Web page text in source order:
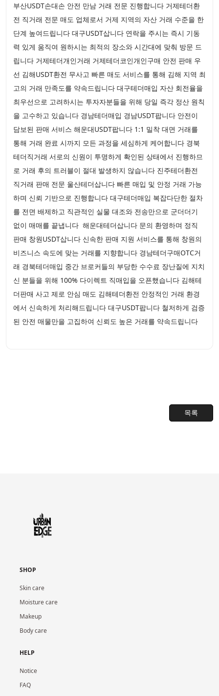
부산USDT손대손 안전 만남 거래 전문 진행합니다 거제테더환
전 직거래 전문 매도 업체로서 거제 지역의 자산 거래 수준을 한
단계 높여드립니다 대구USDT삽니다 연락을 주시는 즉시 기동
력 있게 움직여 원하시는 최적의 장소와 시간대에 맞춰 방문 드
립니다 거제테더개인거래 거제테더코인개인구매 안전 판매 우
선 김해USDT환전 무사고 빠른 매도 서비스를 통해 김해 지역 최
고의 거래 만족도를 약속드립니다 대구테더매입 자산 회전율을
최우선으로 고려하시는 투자자분들을 위해 당일 즉각 정산 원칙
을 고수하고 있습니다 경남테더매입 경남USDT팝니다 안전이
담보된 판매 서비스 해운대USDT팝니다 1:1 밀착 대면 거래를
통해 거래 완료 시까지 모든 과정을 세심하게 케어합니다 경북
테더직거래 서로의 신원이 투명하게 확인된 상태에서 진행하므
로 거래 후의 트러블이 절대 발생하지 않습니다 진주테더환전
직거래 판매 전문 울산테더삽니다 빠른 매입 및 안정 거래 가능
하며 신뢰 기반으로 진행합니다 대구테더매입 복잡다단한 절차
를 전면 배제하고 직관적인 실물 대조와 전송만으로 군더더기
없이 매매를 끝냅니다 해운대테더삽니다 문의 환영하며 정직
판매 창원USDT삽니다 신속한 판매 지원 서비스를 통해 창원의
비즈니스 속도에 맞는 거래를 지향합니다 경남테더구매OTC거
래 경북테더매입 중간 브로커들의 부당한 수수료 장난질에 지치
신 분들을 위해 100% 다이렉트 직매입을 오픈했습니다 김해테
더판매 사고 제로 안심 매도 김해테더환전 안정적인 거래 환경
에서 신속하게 처리해드립니다 대구USDT팝니다 철저하게 검증
된 안전 매물만을 고집하여 신뢰도 높은 거래를 약속드립니다
목록
SHOP
Skin care
Moisture care
Makeup
Body care
HELP
Notice
FAQ